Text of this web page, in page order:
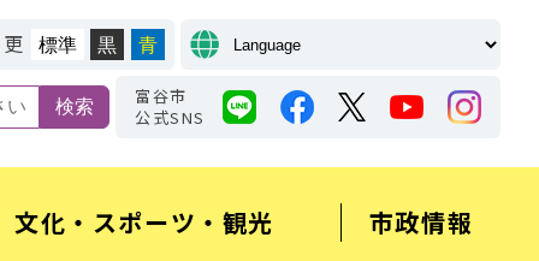
標準 黒 青
富谷市
公式SNS
文化・スポーツ・観光 市政情報